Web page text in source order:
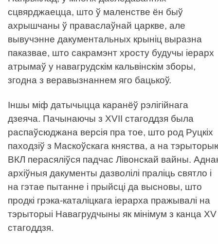
сцвярджаецца, што ў маленстве ён быў
ахрышчаны ў праваслаўнай царкве, але
вывучэнне дакументальных крыніц выразна
паказвае, што сакрамэнт хросту будучы іерарх
атрымаў у навагрудскім кальвінскім зборы,
згодна з веравызнаннем яго бацькоў.
Іншы міф датычыцца каранёў рэлігійнага
дзеяча. Пачынаючы з XVII стагоддзя была
распаўсюджана версія пра тое, што род Руцкіх
паходзіў з Маскоўскага княства, а на
ВКЛ перасяліўся падчас Лівонскай вайны.
архіўныя дакументы дазволілі праліць святло і
на гэтае пытанне і прыйсці да высновы, што
продкі грэка-каталіцкага іерарха пражывалі на
тэрыторыі Навагрудчыны як мінімум з канца XV
стагоддзя.